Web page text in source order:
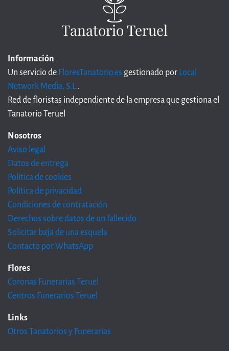
Tanatorio Teruel
Información
Un servicio de FloresTanatorio.es gestionado por Local
Network Media, S.L..
Red de floristas independiente de la empresa que gestiona el
Tanatorio Teruel
Nosotros
Aviso legal
Datos de entrega
Política de cookies
Política de privacidad
Condiciones de contratación
Derechos sobre datos de un fallecido
Solicitar baja de una esquela
Contacto por WhatsApp
Flores
Coronas Funerarias Teruel
Centros Funerarios Teruel
Links
Otros Tanatorios y Funerarias